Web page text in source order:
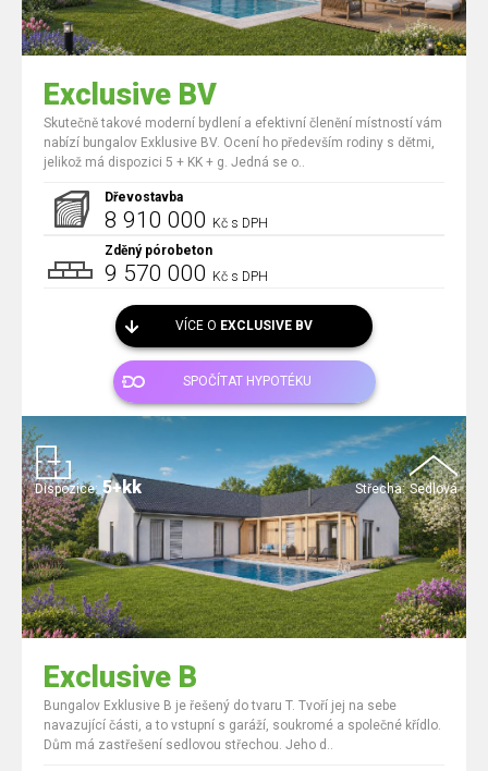
Exclusive BV
Skutečně takové moderní bydlení a efektivní členění místností vám
nabízí bungalov Exklusive BV. Ocení ho především rodiny s dětmi,
jelikož má dispozici 5 + KK + g. Jedná se o..
Dřevostavba
8 910 000 Kč s DPH
Zděný pórobeton
9 570 000 Kč s DPH
VÍCE O EXCLUSIVE BV
SPOČÍTAT HYPOTÉKU
Střecha: Sedlová
Dispozice: 5+kk
Exclusive B
Bungalov Exklusive B je řešený do tvaru T. Tvoří jej na sebe
navazující části, a to vstupní s garáží, soukromé a společné křídlo.
Dům má zastřešení sedlovou střechou. Jeho d..